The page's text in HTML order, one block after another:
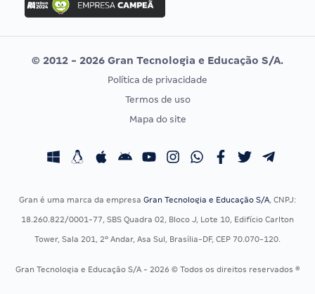
Concurso MPU
Editais publicados
Vunesp
CONCURSOS POR PROFISSÃO
Concursos Fiscais
Residência Multiprofissional
EXAME DE ORDEM
Calendário OAB
© 2012 - 2026 Gran Tecnologia e Educação S/A.
Política de privacidade
Termos de uso
Mapa do site
Gran é uma marca da empresa Gran Tecnologia e Educação S/A, CNPJ:
18.260.822/0001-77, SBS Quadra 02, Bloco J, Lote 10, Edifício Carlton
Tower, Sala 201, 2º Andar, Asa Sul, Brasília-DF, CEP 70.070-120.
Gran Tecnologia e Educação S/A - 2026 © Todos os direitos reservados ®